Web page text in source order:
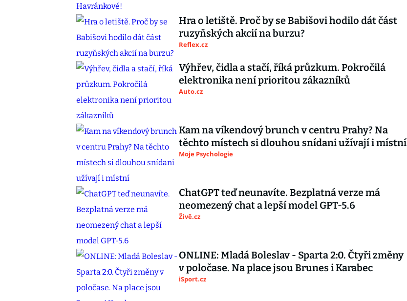
Hra o letiště. Proč by se Babišovi hodilo dát část
ruzyňských akcií na burzu?
Reflex.cz
Výhřev, čidla a stačí, říká průzkum. Pokročilá
elektronika není prioritou zákazníků
Auto.cz
Kam na víkendový brunch v centru Prahy? Na
těchto místech si dlouhou snídani užívají i místní
Moje Psychologie
ChatGPT teď neunavíte. Bezplatná verze má
neomezený chat a lepší model GPT-5.6
Živě.cz
ONLINE: Mladá Boleslav - Sparta 2:0. Čtyři změny
v poločase. Na place jsou Brunes i Karabec
iSport.cz